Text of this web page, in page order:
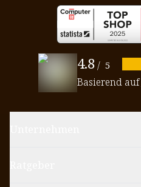
4.8 / 5
Basierend auf